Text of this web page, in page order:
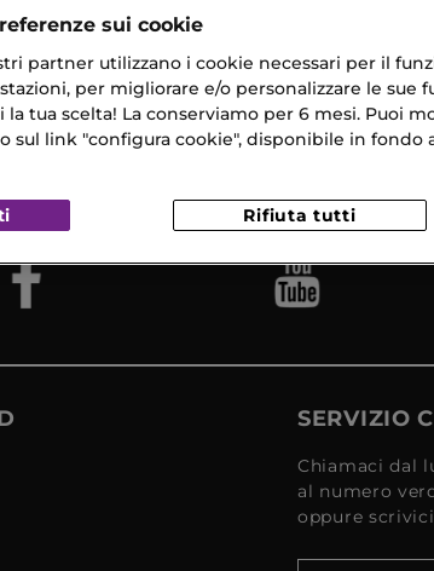
Gratuita
in 24/48H
Campioni
Omaggio
SERVIZIO
Chiamaci dal
al numero
oppure
sui cookie
partner utilizzano i cookie necessari per il
per migliorare e/o personalizzare le
tua scelta! La conserviamo per 6 mesi. Puoi
sul link "configura cookie", disponibile in fondo
Rifiuta tutti